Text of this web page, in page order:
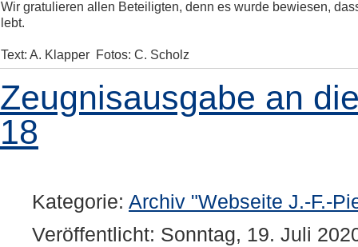
Wir gratulieren allen Beteiligten, denn es wurde bewiesen,
lebt.
Text: A. Klapper Fotos: C. Scholz
Zeugnisausgabe an
18
Kategorie: Archiv "Webseite J.-F.-
Veröffentlicht: Sonntag, 19. Juli